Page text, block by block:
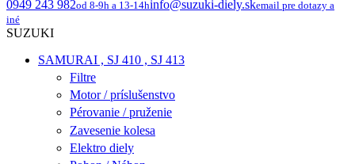
0949 243 982od 8-9h a 13-14hinfo@suzuki-diely.skemail pre dotazy a
iné
SUZUKI
SAMURAI , SJ 410 , SJ 413
Filtre
Motor / príslušenstvo
Pérovanie / pruženie
Zavesenie kolesa
Elektro diely